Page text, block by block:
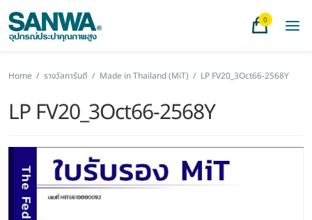
0
Home / รางวัลการันตี / Made in Thailand (MiT) / LP FV20_3Oct66-2568Y
LP FV20_3Oct66-2568Y